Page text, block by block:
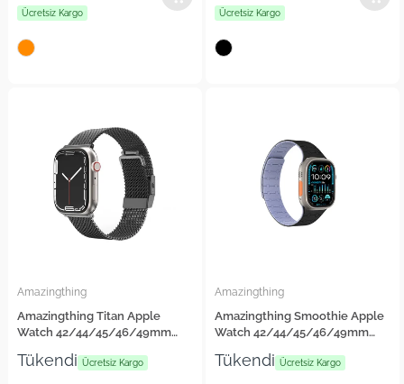
Ücretsiz Kargo Ücretsiz Kargo
Amazingthing
Amazingthing Titan Apple
Watch 42/44/45/46/49mm
Tükendi Ücretsiz Kargo
Amazingthing
Amazingthing Smoothie Apple
Watch 42/44/45/46/49mm
Silikon Strap Kayış
Tükendi Ücretsiz Kargo